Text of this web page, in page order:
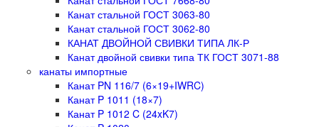
Канат стальной ГОСТ 3063-80
Канат стальной ГОСТ 3062-80
КАНАТ ДВОЙНОЙ СВИВКИ ТИПА ЛК-Р
Канат двойной свивки типа ТК ГОСТ 3071-88
канаты импортные
Канат PN 116/7 (6×19+IWRC)
Канат P 1011 (18×7)
Канат P 1012 C (24xK7)